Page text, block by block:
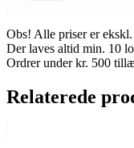
Obs! Alle priser er
Der laves altid min. 10
Ordrer under kr. 500
Relaterede